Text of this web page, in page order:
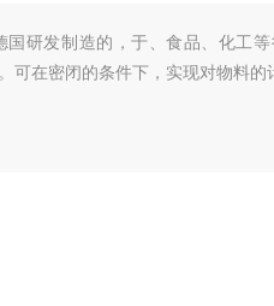
国研发制造的，于、食品、化工
可在密闭的条件下，实现对物料的